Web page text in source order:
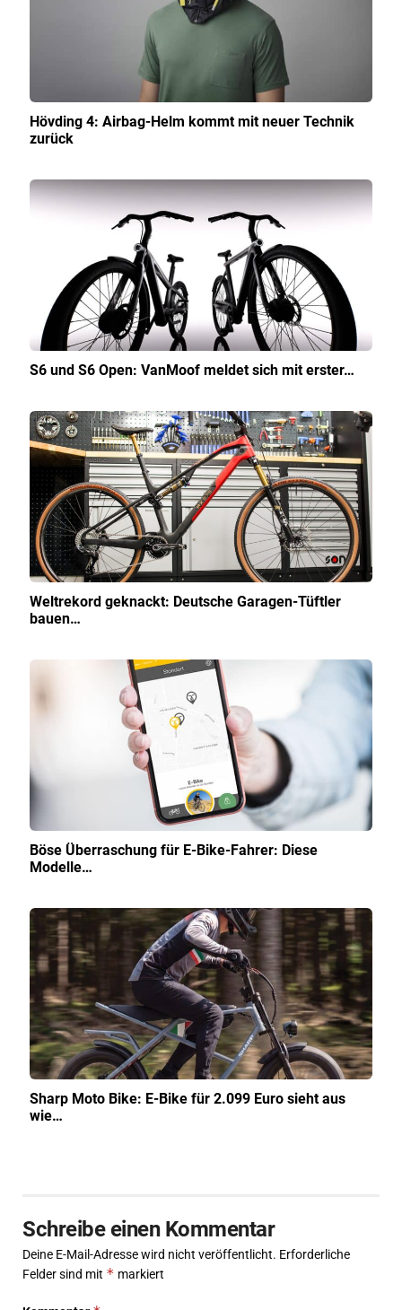
Hövding 4: Airbag-Helm kommt mit neuer Technik
zurück
S6 und S6 Open: VanMoof meldet sich mit erster…
Weltrekord geknackt: Deutsche Garagen-Tüftler
bauen…
Böse Überraschung für E-Bike-Fahrer: Diese
Modelle…
Sharp Moto Bike: E-Bike für 2.099 Euro sieht aus
wie…
Schreibe einen Kommentar
Deine E-Mail-Adresse wird nicht veröffentlicht. Erforderliche
Felder sind mit * markiert